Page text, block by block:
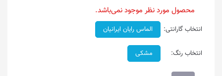
محصول مورد نظر موجود نمی‌باشد.
انتخاب گارانتی: الماس رایان ایرانیان
انتخاب رنگ: مشکی